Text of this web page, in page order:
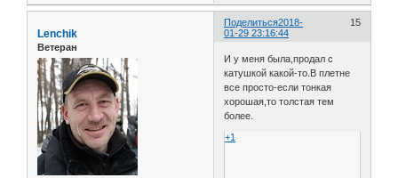
Поделиться 15
2018-
01-29 23:16:44
Lenchik
Ветеран
И у меня была,продал с
катушкой какой-то.В плетне
все просто-если тонкая
хорошая,то толстая тем
более.
+1